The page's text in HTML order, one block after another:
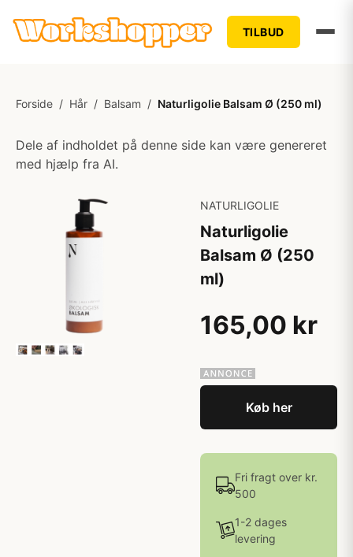
TILBUD
Forside / Hår / Balsam / Naturligolie Balsam Ø (250 ml)
Dele af indholdet på denne side kan være genereret
med hjælp fra AI.
NATURLIGOLIE
Naturligolie
Balsam Ø (250
ml)
165,00 kr
Køb her
Fri fragt over kr.
500
1-2 dages
levering